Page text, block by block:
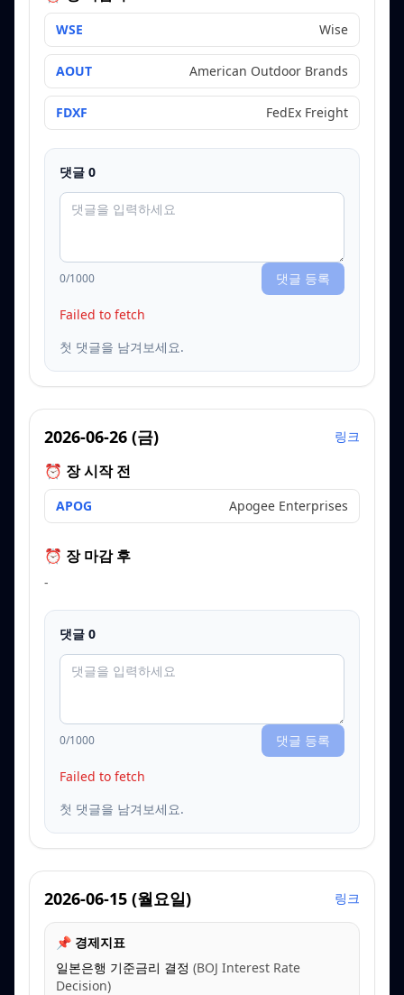
WSE Wise
AOUT American Outdoor Brands
FDXF FedEx Freight
댓글 0
0/1000 댓글 등록
Failed to fetch
첫 댓글을 남겨보세요.
2026-06-26 (금) 링크
⏰ 장 시작 전
APOG Apogee Enterprises
⏰ 장 마감 후
-
댓글 0
0/1000 댓글 등록
Failed to fetch
첫 댓글을 남겨보세요.
2026-06-15 (월요일) 링크
📌 경제지표
일본은행 기준금리 결정 (BOJ Interest Rate
Decision)